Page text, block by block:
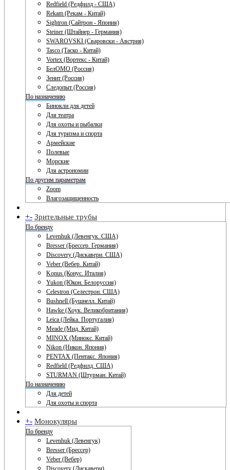
Redfield (Редфилд - США)
Rekam (Рекам - Китай)
Sightron (Сайтрон - Япония)
Steiner (Штайнер - Германия)
SWAROVSKI (Сваровски - Австрия)
Tasco (Таско - Китай)
Vortex (Вортекс - Китай)
БелОМО (Россия)
Зенит (Россия)
Следопыт (Россия)
По назначению
Бинокли для детей
Для театра
Для охоты и рыбалки
Для туризма и спорта
Армейские
Полевые
Морские
Для астрономии
По другим параметрам
Zoom
Влагозащищенность
+- Зрительные трубы
По бренду
Levenhuk (Левенгук. США)
Bresser (Брессер. Германия)
Discovery (Дискавери. США)
Veber (Вебер. Китай)
Konus (Конус. Италия)
Yukon (Юкон. Белоруссия)
Celestron (Селестрон. США)
Bushnell (Бушнелл. Китай)
Hawke (Хоук. Великобритания)
Leica (Лейка. Португалия)
Meade (Мид. Китай)
MINOX (Минокс. Китай)
Nikon (Никон. Япония)
PENTAX (Пентакс. Япония)
Redfield (Редфилд. США)
STURMAN (Штурман. Китай)
По назначению
Для детей
Для охоты и спорта
+- Монокуляры
По бренду
Levenhuk (Левенгук)
Bresser (Брессер)
Veber (Вебер)
Discovery (Дискавери)